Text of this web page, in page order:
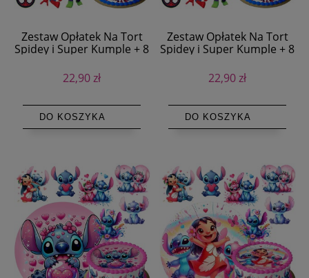
Zestaw Opłatek Na Tort
Spidey i Super Kumple + 8
22,90 zł
DO KOSZYKA
Zestaw Opłatek Na Tort
Spidey i Super Kumple + 8
22,90 zł
DO KOSZYKA